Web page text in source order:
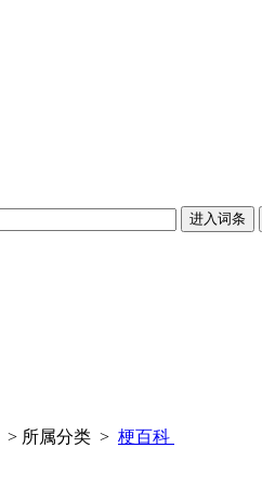
> 所属分类 > 梗百科